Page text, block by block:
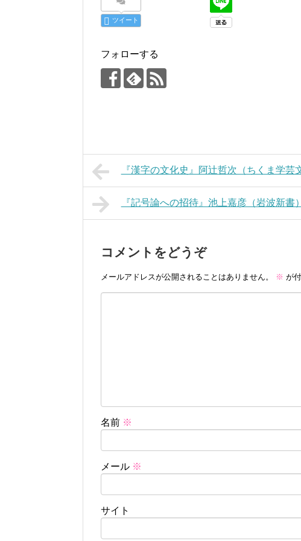
ツイート
フォローする
『漢字の文化史』阿辻哲次（ちくま学芸
『記号論への招待』池上嘉彦（岩波新書）
コメントをどうぞ
メールアドレスが公開されることはありません。 ※ が
名前 ※
メール ※
サイト